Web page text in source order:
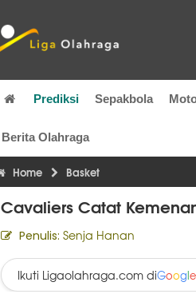
Prediksi Sepakbola
Berita Olahraga
Home Basket
Cavaliers Catat
Penulis: Senja Hanan
Ikuti Ligaolahraga.com diGoogle